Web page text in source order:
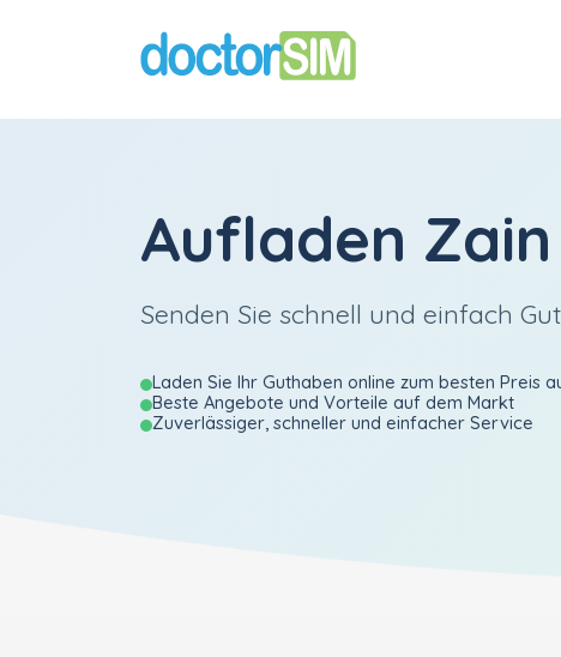
Aufladen Zain
Senden Sie schnell und einfach
Laden Sie Ihr Guthaben online zum besten Preis
Beste Angebote und Vorteile auf dem Markt
Zuverlässiger, schneller und einfacher Service